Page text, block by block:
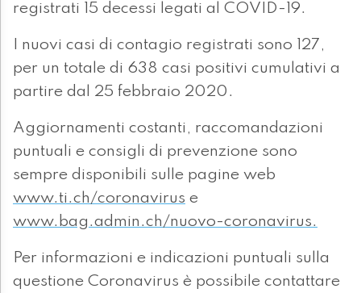
registrati 15 decessi legati al COVID-19.
I nuovi casi di contagio registrati sono 127,
per un totale di 638 casi positivi cumulativi a
partire dal 25 febbraio 2020.
Aggiornamenti costanti, raccomandazioni
puntuali e consigli di prevenzione sono
sempre disponibili sulle pagine web
www.ti.ch/coronavirus e
www.bag.admin.ch/nuovo-coronavirus.
Per informazioni e indicazioni puntuali sulla
questione Coronavirus è possibile contattare